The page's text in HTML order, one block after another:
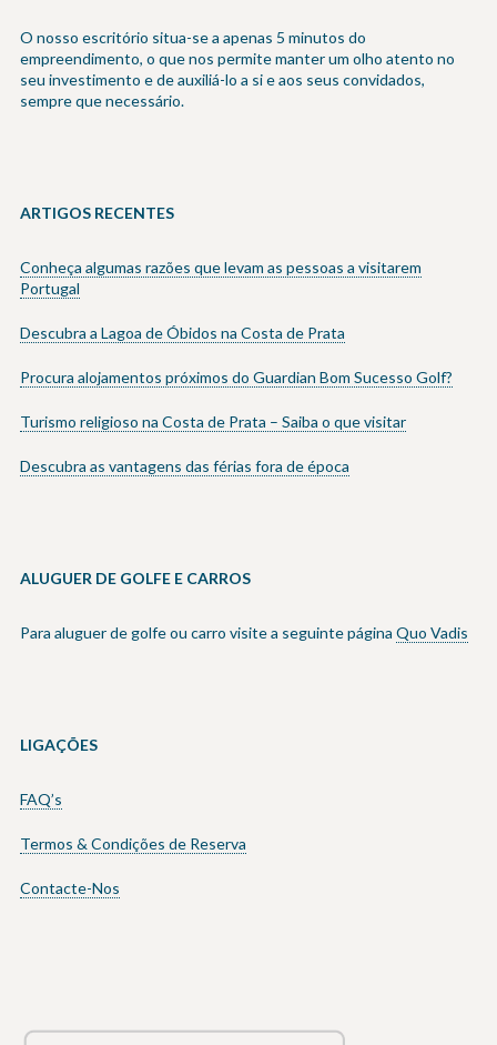
O nosso escritório situa-se a apenas 5 minutos do
empreendimento, o que nos permite manter um olho atento no
seu investimento e de auxiliá-lo a si e aos seus convidados,
sempre que necessário.
ARTIGOS RECENTES
Conheça algumas razões que levam as pessoas a visitarem
Portugal
Descubra a Lagoa de Óbidos na Costa de Prata
Procura alojamentos próximos do Guardian Bom Sucesso Golf?
Turismo religioso na Costa de Prata – Saiba o que visitar
Descubra as vantagens das férias fora de época
ALUGUER DE GOLFE E CARROS
Para aluguer de golfe ou carro visite a seguinte página Quo Vadis
LIGAÇÕES
FAQ’s
Termos & Condições de Reserva
Contacte-Nos